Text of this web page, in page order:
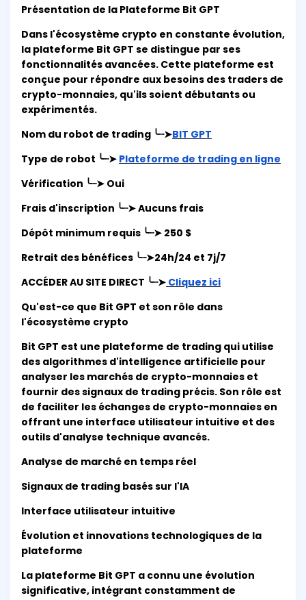
Présentation de la Plateforme Bit GPT
Dans l'écosystème crypto en constante évolution,
la plateforme Bit GPT se distingue par ses
fonctionnalités avancées. Cette plateforme est
conçue pour répondre aux besoins des traders de
crypto-monnaies, qu'ils soient débutants ou
expérimentés.
Nom du robot de trading ╰┈➤BIT GPT
Type de robot ╰┈➤ Plateforme de trading en ligne
Vérification ╰┈➤ Oui
Frais d'inscription ╰┈➤ Aucuns frais
Dépôt minimum requis ╰┈➤ 250 $
Retrait des bénéfices ╰┈➤24h/24 et 7j/7
ACCÉDER AU SITE DIRECT ╰┈➤ Cliquez ici
Qu'est-ce que Bit GPT et son rôle dans
l'écosystème crypto
Bit GPT est une plateforme de trading qui utilise
des algorithmes d'intelligence artificielle pour
analyser les marchés de crypto-monnaies et
fournir des signaux de trading précis. Son rôle est
de faciliter les échanges de crypto-monnaies en
offrant une interface utilisateur intuitive et des
outils d'analyse technique avancés.
Analyse de marché en temps réel
Signaux de trading basés sur l'IA
Interface utilisateur intuitive
Évolution et innovations technologiques de la
plateforme
La plateforme Bit GPT a connu une évolution
significative, intégrant constamment de